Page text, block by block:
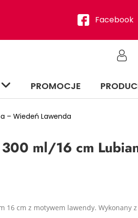
Facebook
PROMOCJE
– Wiedeń Lawenda
ml/16 cm
16 cm z motywem lawendy. Wykonany